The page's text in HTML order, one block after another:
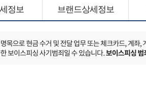
정보 브랜드상세정보